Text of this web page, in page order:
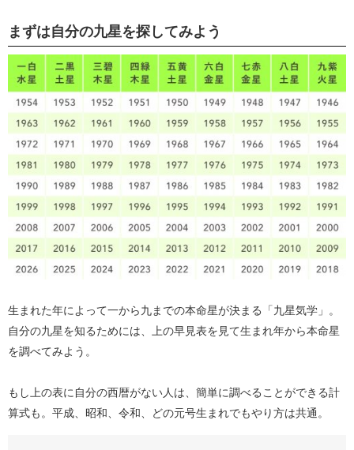
まずは自分の九星を探してみよう
生まれた年によって一から九までの本命星が決まる「九星気学」。
自分の九星を知るためには、上の早見表を見て生まれ年から本命星
を調べてみよう。
もし上の表に自分の西暦がない人は、簡単に調べることができる計
算式も。平成、昭和、令和、どの元号生まれでもやり方は共通。